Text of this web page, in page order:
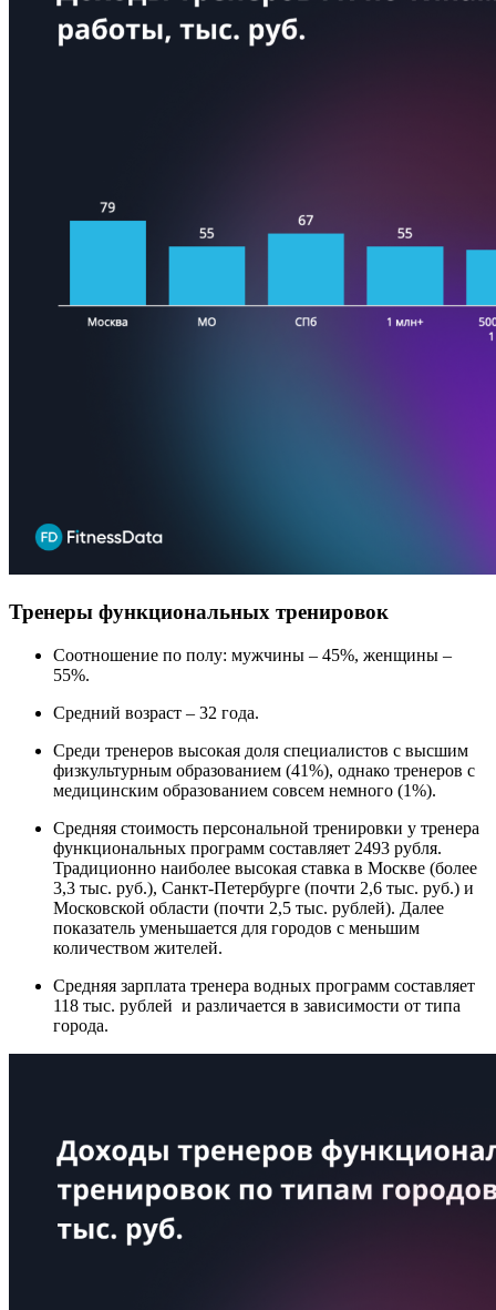
Тренеры функциональных тренировок
Соотношение по полу: мужчины – 45%, женщины –
55%.
Средний возраст – 32 года.
Среди тренеров высокая доля специалистов с высшим
физкультурным образованием (41%), однако тренеров с
медицинским образованием совсем немного (1%).
Средняя стоимость персональной тренировки у тренера
функциональных программ составляет 2493 рубля.
Традиционно наиболее высокая ставка в Москве (более
3,3 тыс. руб.), Санкт-Петербурге (почти 2,6 тыс. руб.) и
Московской области (почти 2,5 тыс. рублей). Далее
показатель уменьшается для городов с меньшим
количеством жителей.
Средняя зарплата тренера водных программ составляет
118 тыс. рублей и различается в зависимости от типа
города.